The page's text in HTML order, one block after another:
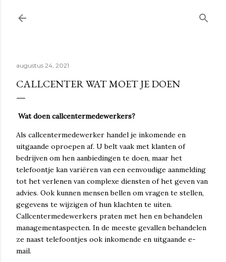
augustus 24, 2021
CALLCENTER WAT MOET JE DOEN
Wat doen callcentermedewerkers?
Als callcentermedewerker handel je inkomende en
uitgaande oproepen af. U belt vaak met klanten of
bedrijven om hen aanbiedingen te doen, maar het
telefoontje kan variëren van een eenvoudige aanmelding
tot het verlenen van complexe diensten of het geven van
advies. Ook kunnen mensen bellen om vragen te stellen,
gegevens te wijzigen of hun klachten te uiten.
Callcentermedewerkers praten met hen en behandelen
managementaspecten. In de meeste gevallen behandelen
ze naast telefoontjes ook inkomende en uitgaande e-
mail.